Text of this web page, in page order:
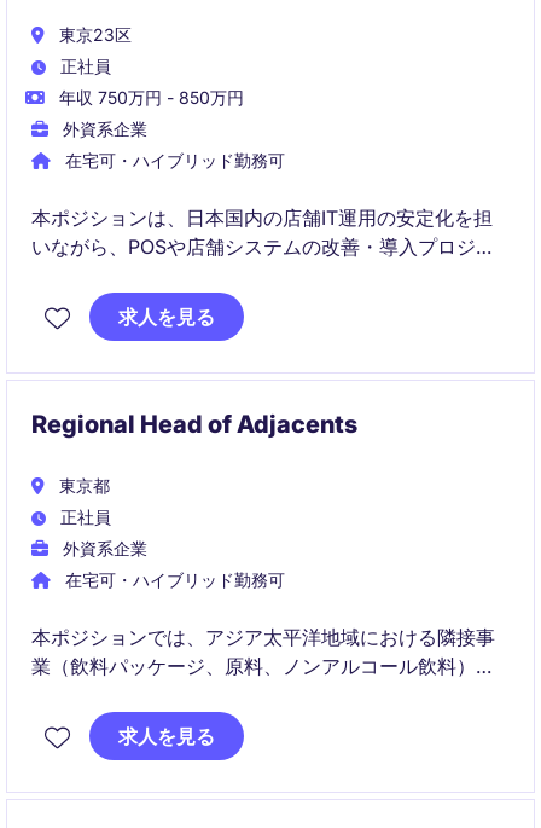
東京23区
正社員
年収 750万円 - 850万円
外資系企業
在宅可・ハイブリッド勤務可
本ポジションは、日本国内の店舗IT運用の安定化を担
いながら、POSや店舗システムの改善・導入プロジェ
ビジネス部門やグローバルIT、ベンダーと連携し、店
求人を見る
Regional Head of Adjacents
東京都
正社員
外資系企業
在宅可・ハイブリッド勤務可
本ポジションでは、アジア太平洋地域における隣接事
業（飲料パッケージ、原料、ノンアルコール飲料）の
場拡大を通じて、収益成長と競争力強化を推進いただ
きます。
求人を見る